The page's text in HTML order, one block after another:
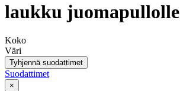
laukku juomapullolle
Koko
Väri
Tyhjennä suodattimet
Suodattimet
×